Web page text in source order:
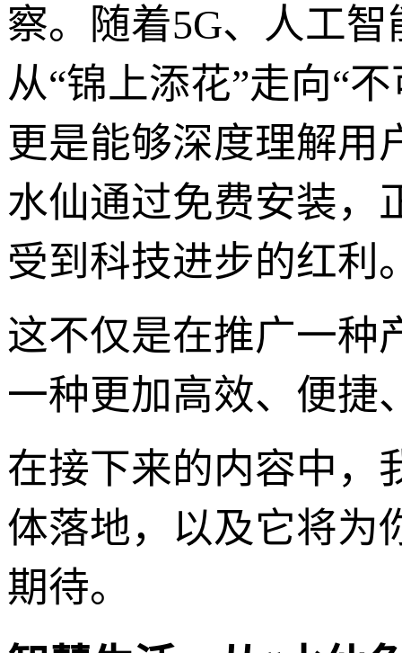
察。随着5G、人工
从“锦上添花”走向“
更是能够深度理解用
水仙通过免费安装，
受到科技进步的红利
这不仅是在推广一种
一种更加高效、便捷
在接下来的内容中，
体落地，以及它将为
期待。